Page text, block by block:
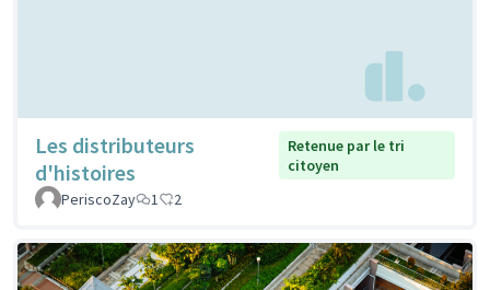
Les distributeurs
d'histoires
Retenue par le tri
citoyen
PeriscoZay
1 2